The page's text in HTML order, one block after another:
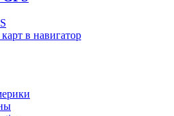
в навигатор